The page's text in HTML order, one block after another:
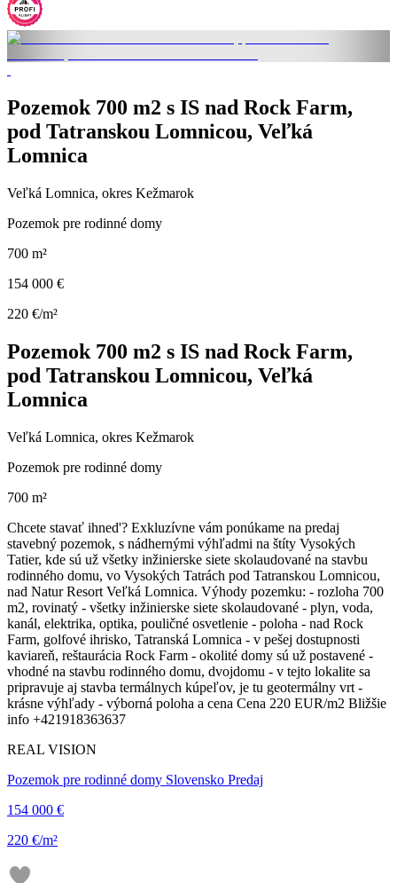
Pozemok 700 m2 s IS nad Rock Farm,
pod Tatranskou Lomnicou, Veľká
Lomnica
Veľká Lomnica, okres Kežmarok
Pozemok pre rodinné domy
700 m²
154 000 €
220 €/m²
Pozemok 700 m2 s IS nad Rock Farm,
pod Tatranskou Lomnicou, Veľká
Lomnica
Veľká Lomnica, okres Kežmarok
Pozemok pre rodinné domy
700 m²
Chcete stavať ihned'? Exkluzívne vám ponúkame na predaj
stavebný pozemok, s nádhernými výhľadmi na štíty Vysokých
Tatier, kde sú už všetky inžinierske siete skolaudované na stavbu
rodinného domu, vo Vysokých Tatrách pod Tatranskou Lomnicou,
nad Natur Resort Veľká Lomnica. Výhody pozemku: - rozloha 700
m2, rovinatý - všetky inžinierske siete skolaudované - plyn, voda,
kanál, elektrika, optika, pouličné osvetlenie - poloha - nad Rock
Farm, golfové ihrisko, Tatranská Lomnica - v pešej dostupnosti
kaviareň, reštaurácia Rock Farm - okolité domy sú už postavené -
vhodné na stavbu rodinného domu, dvojdomu - v tejto lokalite sa
pripravuje aj stavba termálnych kúpeľov, je tu geotermálny vrt -
krásne výhľady - výborná poloha a cena Cena 220 EUR/m2 Bližšie
info +421918363637
REAL VISION
Pozemok pre rodinné domy Slovensko Predaj
154 000 €
220 €/m²